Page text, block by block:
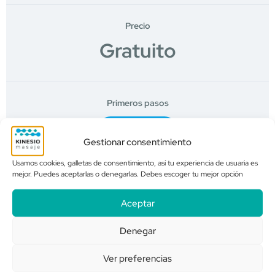
Gestionar consentimiento
Usamos cookies, galletas de consentimiento, así tu experiencia de usuaria es
mejor. Puedes aceptarlas o denegarlas. Debes escoger tu mejor opción
Aceptar
Denegar
Ver preferencias
Precio
Gratuito
Primeros pasos
Contenido del Curso
Expandir todo